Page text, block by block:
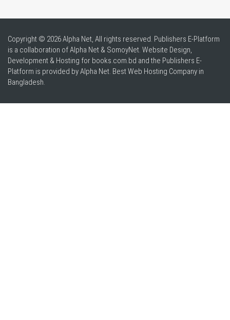
Copyright © 2026 Alpha Net, All rights reserved. Publishers E-Platform
is a collaboration of Alpha Net & SomoyNet. Website Design,
Development & Hosting for books.com.bd and the Publishers E-
Platform is provided by Alpha Net. BestWeb Hosting Company in
Bangladesh.